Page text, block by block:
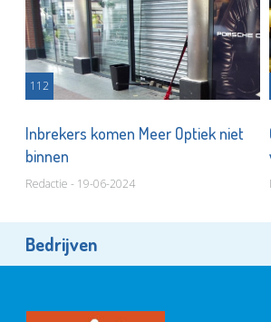
112
Inbrekers komen Meer Optiek niet
binnen
Redactie - 19-06-2024
Bedrijven